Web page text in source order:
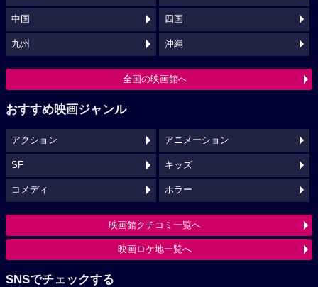
中国 四国
九州 沖縄
全国の映画館へ
おすすめ映画ジャンル
アクション アニメーション
SF キッズ
コメディ ホラー
映画館クチコミ一覧へ
映画ロケ地一覧へ
SNSでチェックする